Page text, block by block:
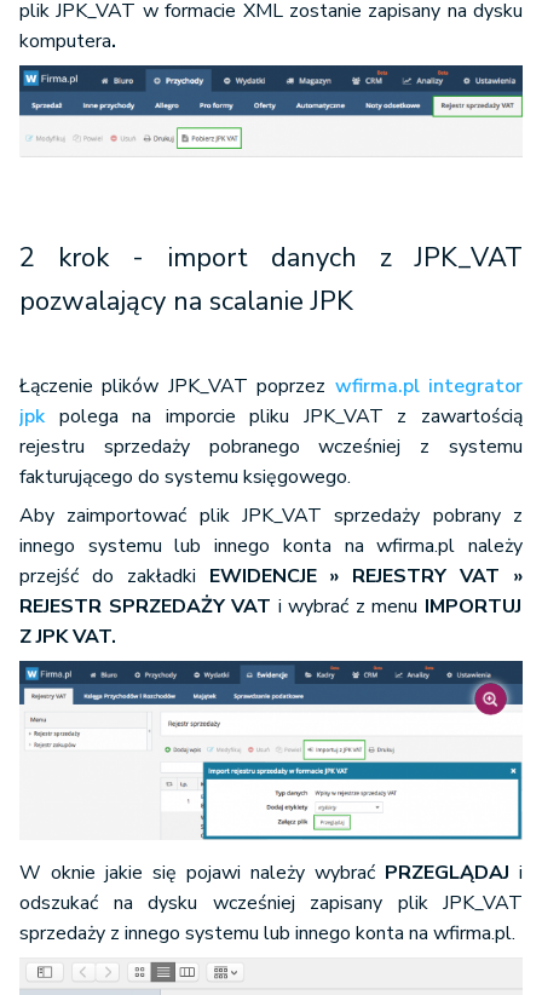
plik JPK_VAT w formacie XML zostanie zapisany na dysku
komputera.
2 krok - import danych z JPK_VAT
pozwalający na scalanie JPK
Łączenie plików JPK_VAT poprzez wfirma.pl integrator
jpk polega na imporcie pliku JPK_VAT z zawartością
rejestru sprzedaży pobranego wcześniej z systemu
fakturującego do systemu księgowego.
Aby zaimportować plik JPK_VAT sprzedaży pobrany z
innego systemu lub innego konta na wfirma.pl należy
przejść do zakładki EWIDENCJE » REJESTRY VAT »
REJESTR SPRZEDAŻY VAT i wybrać z menu IMPORTUJ
Z JPK VAT.
W oknie jakie się pojawi należy wybrać PRZEGLĄDAJ i
odszukać na dysku wcześniej zapisany plik JPK_VAT
sprzedaży z innego systemu lub innego konta na wfirma.pl.